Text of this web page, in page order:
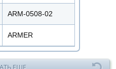
ARM-0508-02
ARMER
ЕЩЕ